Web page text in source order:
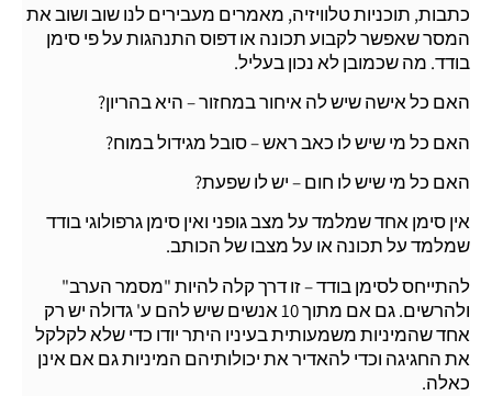
כתבות, תוכניות טלוויזיה, מאמרים מעבירים לנו שוב ושוב את
המסר שאפשר לקבוע תכונה או דפוס התנהגות על פי סימן
בודד. מה שכמובן לא נכון בעליל.
האם כל אישה שיש לה איחור במחזור – היא בהריון?
האם כל מי שיש לו כאב ראש – סובל מגידול במוח?
האם כל מי שיש לו חום – יש לו שפעת?
אין סימן אחד שמלמד על מצב גופני ואין סימן גרפולוגי בודד
שמלמד על תכונה או על מצבו של הכותב.
להתייחס לסימן בודד – זו דרך קלה להיות "מסמר הערב"
ולהרשים. גם אם מתוך 10 אנשים שיש להם ע' גדולה יש רק
אחד שהמיניות משמעותית בעיניו היתר יודו כדי שלא לקלקל
את החגיגה וכדי להאדיר את יכולותיהם המיניות גם אם אינן
כאלה.